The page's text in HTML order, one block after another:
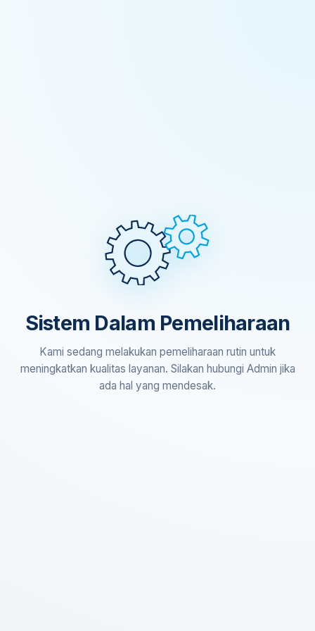
Sistem Dalam Pemeliharaan
Kami sedang melakukan pemeliharaan rutin untuk
meningkatkan kualitas layanan. Silakan hubungi Admin jika
ada hal yang mendesak.